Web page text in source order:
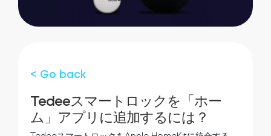
tedee door sensor
お近くの販売店
< Go back
Tedeeスマートロックを「ホー
ム」アプリに追加するには？